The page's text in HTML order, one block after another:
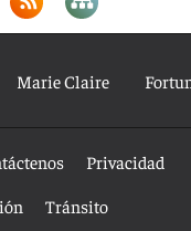
Marie Claire
Privacidad
Tránsito